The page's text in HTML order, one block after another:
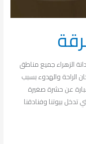
الزهراء جميع مناطق
الراحة والهدوء بسبب
عن حشرة صغيرة
تدخل بيوتنا وفنادقنا